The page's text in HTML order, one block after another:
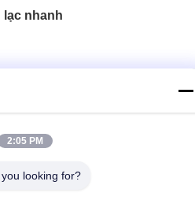
lạc nhanh
Town, thành phố Jiangyin,
2:05 PM
looking for?